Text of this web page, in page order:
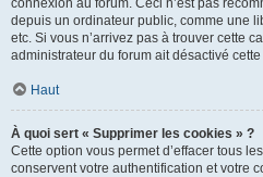
connexion au forum. Ceci n’est pas
depuis un ordinateur public, comme une
etc. Si vous n’arrivez pas à trouver cette
administrateur du forum ait désactivé
Haut
À quoi sert « Supprimer les cookies » ?
Cette option vous permet d’effacer tous
conservent votre authentification et votre